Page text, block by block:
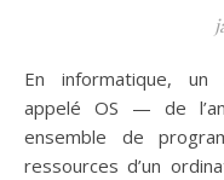
En informatique, un système d’exploitation (souvent
appelé OS — de
ensemble de
ressources d’un